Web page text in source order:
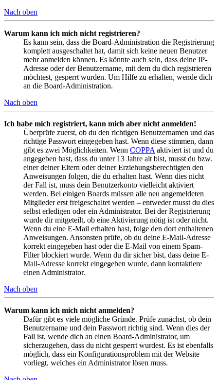
Nach oben
Warum kann ich mich nicht registrieren?
Es kann sein, dass die Board-Administration die Registrierung
komplett ausgeschaltet hat, damit sich keine neuen Benutzer
mehr anmelden können. Es könnte auch sein, dass deine IP-
Adresse oder der Benutzername, mit dem du dich registrieren
möchtest, gesperrt wurden. Um Hilfe zu erhalten, wende dich
an die Board-Administration.
Nach oben
Ich habe mich registriert, kann mich aber nicht anmelden!
Überprüfe zuerst, ob du den richtigen Benutzernamen und das
richtige Passwort eingegeben hast. Wenn diese stimmen, dann
gibt es zwei Möglichkeiten. Wenn COPPA aktiviert ist und du
angegeben hast, dass du unter 13 Jahre alt bist, musst du bzw.
einer deiner Eltern oder deiner Erziehungsberechtigten den
Anweisungen folgen, die du erhalten hast. Wenn dies nicht
der Fall ist, muss dein Benutzerkonto vielleicht aktiviert
werden. Bei einigen Boards müssen alle neu angemeldeten
Mitglieder erst freigeschaltet werden – entweder musst du dies
selbst erledigen oder ein Administrator. Bei der Registrierung
wurde dir mitgeteilt, ob eine Aktivierung nötig ist oder nicht.
Wenn du eine E-Mail erhalten hast, folge den dort enthaltenen
Anweisungen. Ansonsten prüfe, ob du deine E-Mail-Adresse
korrekt eingegeben hast oder die E-Mail von einem Spam-
Filter blockiert wurde. Wenn du dir sicher bist, dass deine E-
Mail-Adresse korrekt eingegeben wurde, dann kontaktiere
einen Administrator.
Nach oben
Warum kann ich mich nicht anmelden?
Dafür gibt es viele mögliche Gründe. Prüfe zunächst, ob dein
Benutzername und dein Passwort richtig sind. Wenn dies der
Fall ist, wende dich an einen Board-Administrator, um
sicherzugehen, dass du nicht gesperrt wurdest. Es ist ebenfalls
möglich, dass ein Konfigurationsproblem mit der Website
vorliegt, welches ein Administrator lösen muss.